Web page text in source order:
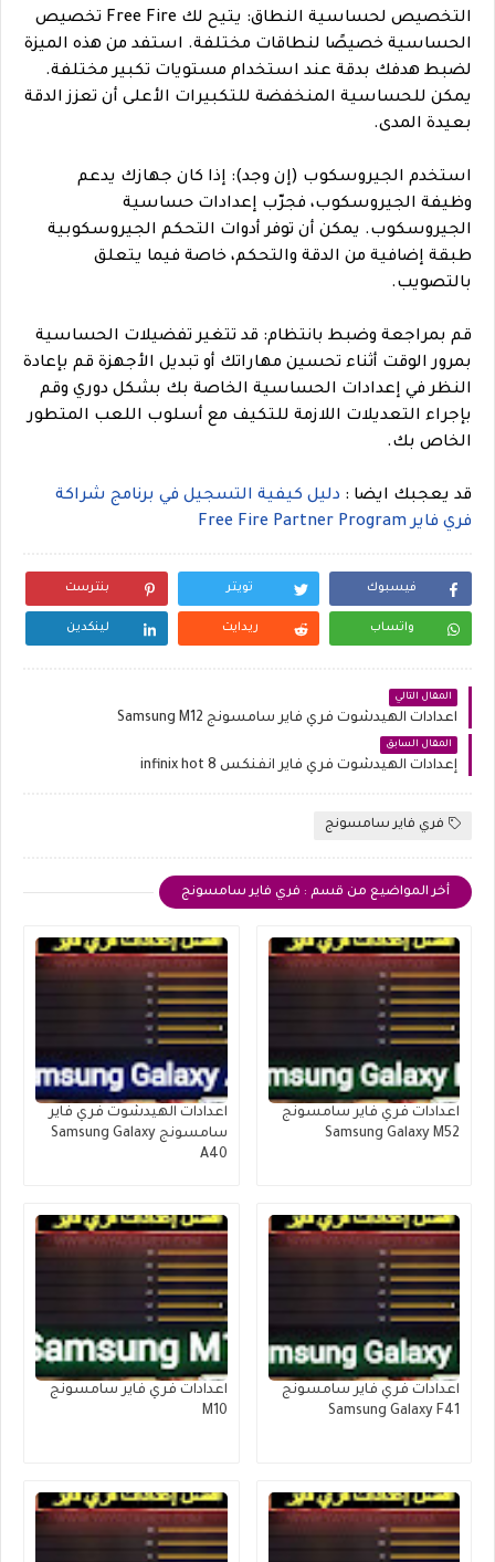
التخصيص لحساسية النطاق: يتيح لك Free Fire تخصيص
الحساسية خصيصًا لنطاقات مختلفة. استفد من هذه الميزة
لضبط هدفك بدقة عند استخدام مستويات تكبير مختلفة.
يمكن للحساسية المنخفضة للتكبيرات الأعلى أن تعزز الدقة
بعيدة المدى.
استخدم الجيروسكوب (إن وجد): إذا كان جهازك يدعم
وظيفة الجيروسكوب، فجرّب إعدادات حساسية
الجيروسكوب. يمكن أن توفر أدوات التحكم الجيروسكوبية
طبقة إضافية من الدقة والتحكم، خاصة فيما يتعلق
بالتصويب.
قم بمراجعة وضبط بانتظام: قد تتغير تفضيلات الحساسية
بمرور الوقت أثناء تحسين مهاراتك أو تبديل الأجهزة قم بإعادة
النظر في إعدادات الحساسية الخاصة بك بشكل دوري وقم
بإجراء التعديلات اللازمة للتكيف مع أسلوب اللعب المتطور
الخاص بك.
قد يعجبك ايضا : دليل كيفية التسجيل في برنامج شراكة
فري فاير Free Fire Partner Program
فيسبوك تويتر بنترست
واتساب ريدايت لينكدين
المقال التالي
اعدادات الهيدشوت فري فاير سامسونج Samsung M12
المقال السابق
إعدادات الهيدشوت فري فاير انفنكس infinix hot 8
فري فاير سامسونج
أخر المواضيع من قسم : فري فاير سامسونج
اعدادات فري فاير سامسونج
Samsung Galaxy M52
اعدادات الهيدشوت فري فاير
سامسونج Samsung Galaxy
A40
اعدادات فري فاير سامسونج
Samsung Galaxy F41
اعدادات فري فاير سامسونج
M10